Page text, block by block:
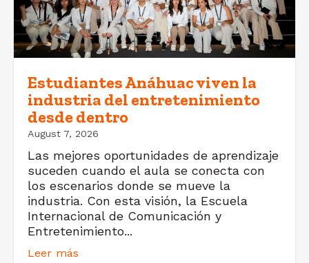
Estudiantes Anáhuac viven la
industria del entretenimiento
desde dentro
August 7, 2026
Las mejores oportunidades de aprendizaje
suceden cuando el aula se conecta con
los escenarios donde se mueve la
industria. Con esta visión, la Escuela
Internacional de Comunicación y
Entretenimiento...
Leer más